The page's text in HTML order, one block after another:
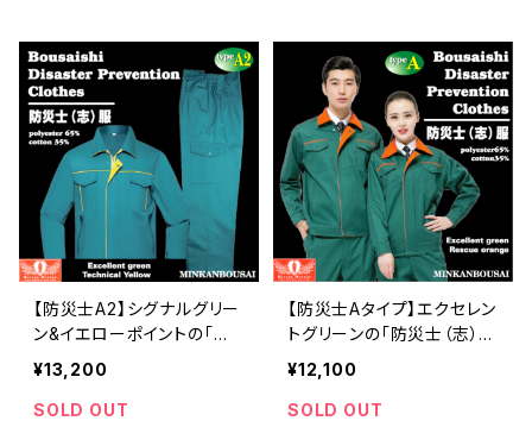
【防災士A2】シグナルグリー
ン&イエローポイントの「防
災士（志）防災服」 | 危機管
理ブランド民間防災
¥13,200
SOLD OUT
【防災士Aタイプ】エクセレン
トグリーンの「防災士（志）防
災服」 | 危機管理ブランド民
間防災
¥12,100
SOLD OUT